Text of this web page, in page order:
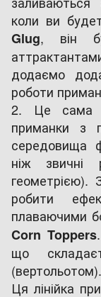
коли ви
Glug, він
додаємо
роботи
2. Це сама
приманки з
середовища
ніж звичні
геометрією).
робити
плаваючими
Corn Toppers
що
(вертольотом).
Ця лінійка